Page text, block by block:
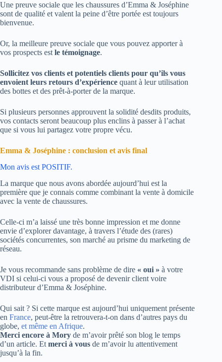
Une preuve sociale que les chaussures d’Emma & Joséphine
sont de qualité et valent la peine d’être portée est toujours
bienvenue.
Or, la meilleure preuve sociale que vous pouvez apporter à
vos prospects estle témoignage.
Sollicitez vos clients et potentiels clients pour qu’ils vous
envoient leurs retours d’expérience quant à leur utilisation
des bottes et des prêt-à-porter de la marque.
Si plusieurs personnes approuvent la solidité desdits produits,
vos contacts seront beaucoup plus enclins à passer à l’achat
que si vous lui partagez votre propre vécu.
Emma & Joséphine : conclusion et avis final
Mon avis est POSITIF.
La marque que nous avons abordée aujourd’hui est la
première que je connais comme combinant la vente à domicile
avec la vente de chaussures.
Celle-ci m’a laissé une très bonne impression et me donne
envie d’explorer davantage, à travers l’étude des (rares)
sociétés concurrentes, son marché au prisme du marketing de
réseau.
Je vous recommande sans problème de dire « oui » à votre
VDI si celui-ci vous a proposé de devenir client voire
distributeur d’Emma & Joséphine.
Qui sait ? Si cette marque est aujourd’hui uniquement présente
en France, peut-être la retrouvera-t-on dans d’autres pays du
globe, et même en Afrique.
Merci encore à Mory de m’avoir prêté son blog le temps
d’un article. Et merci à vous de m’avoir lu attentivement
jusqu’à la fin.